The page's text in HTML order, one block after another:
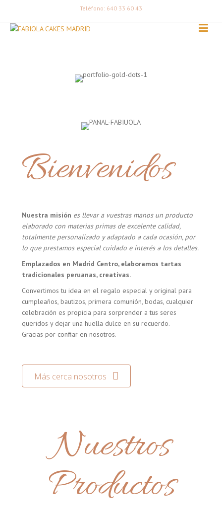
Teléfono: 640 33 60 43
Bienvenidos
Nuestra misión es llevar a vuestras manos un producto
elaborado con materias primas de excelente calidad,
totalmente personalizado y adaptado a cada ocasión, por
lo que prestamos especial cuidado e interés a los detalles.
Emplazados en Madrid Centro, elaboramos tartas
tradicionales peruanas, creativas.
Convertimos tu idea en el regalo especial y original para
cumpleaños, bautizos, primera comunión, bodas, cualquier
celebración es propicia para sorprender a tus seres
queridos y dejar una huella dulce en su recuerdo.
Gracias por confiar en nosotros.
Más cerca nosotros
Nuestros
Productos